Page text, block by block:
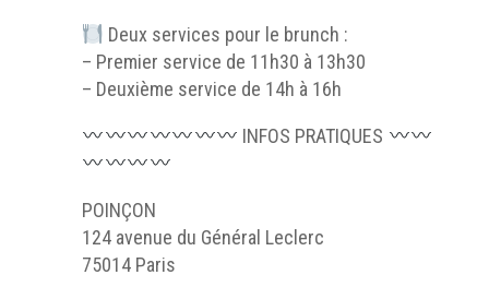
Deux services pour le brunch :
– Premier service de 11h30 à 13h30
– Deuxième service de 14h à 16h
INFOS PRATIQUES
POINÇON
124 avenue du Général Leclerc
75014 Paris